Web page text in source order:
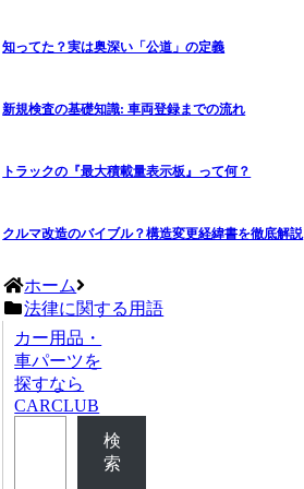
知ってた？実は奥深い「公道」の定義
新規検査の基礎知識: 車両登録までの流れ
トラックの『最大積載量表示板』って何？
クルマ改造のバイブル？構造変更経緯書を徹底解説
ホーム
法律に関する用語
カー用品・
車パーツを
探すなら
CARCLUB
検
索